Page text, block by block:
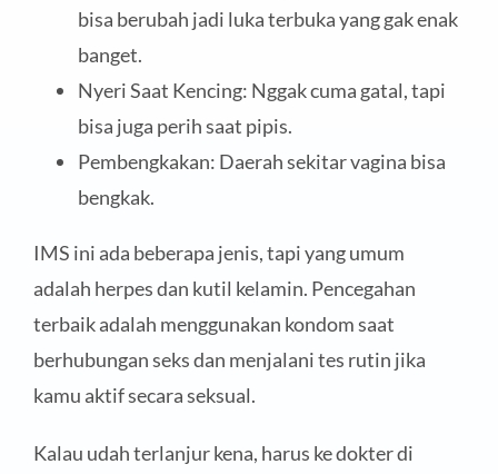
bisa berubah jadi luka terbuka yang gak enak
banget.
Nyeri Saat Kencing: Nggak cuma gatal, tapi
bisa juga perih saat pipis.
Pembengkakan: Daerah sekitar vagina bisa
bengkak.
IMS ini ada beberapa jenis, tapi yang umum
adalah herpes dan kutil kelamin. Pencegahan
terbaik adalah menggunakan kondom saat
berhubungan seks dan menjalani tes rutin jika
kamu aktif secara seksual.
Kalau udah terlanjur kena, harus ke dokter di